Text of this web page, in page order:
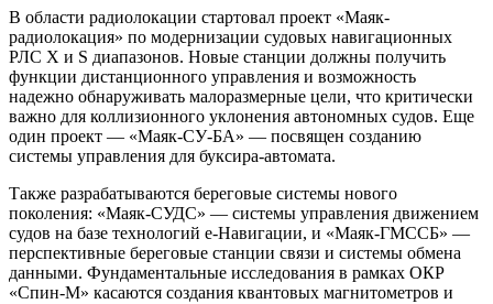
В области радиолокации стартовал проект «Маяк-
радиолокация» по модернизации судовых навигационных
РЛС X и S диапазонов. Новые станции должны получить
функции дистанционного управления и возможность
надежно обнаруживать малоразмерные цели, что критически
важно для коллизионного уклонения автономных судов. Еще
один проект — «Маяк-СУ-БА» — посвящен созданию
системы управления для буксира-автомата.
Также разрабатываются береговые системы нового
поколения: «Маяк-СУДС» — системы управления движением
судов на базе технологий e-Навигации, и «Маяк-ГМССБ» —
перспективные береговые станции связи и системы обмена
данными. Фундаментальные исследования в рамках ОКР
«Спин-М» касаются создания квантовых магнитометров и